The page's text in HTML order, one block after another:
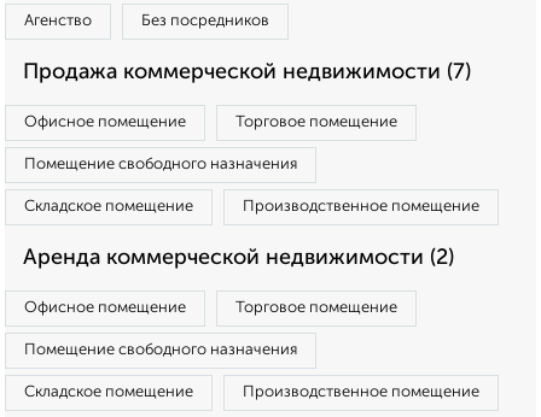
Агенство Без посредников
Продажа коммерческой недвижимости (7)
Офисное помещение Торговое помещение
Помещение свободного назначения
Складское помещение Производственное помещение
Аренда коммерческой недвижимости (2)
Офисное помещение Торговое помещение
Помещение свободного назначения
Складское помещение Производственное помещение